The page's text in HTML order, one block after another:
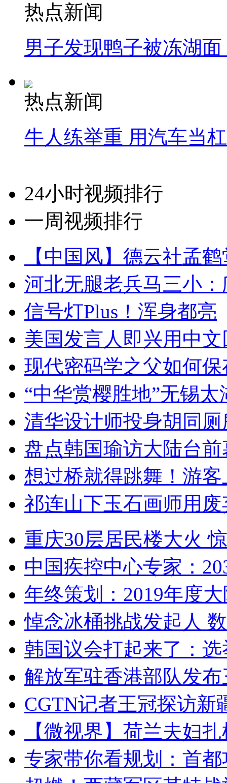
热点新闻
男子发现鸭子被冻湖
热点新闻
牛人练举重 用汽车当
24小时视频排行
一周视频排行
【中国风】德云社孟
河北无腿老兵马三小
信号灯Plus！浑身都亮
美国发言人即兴用中
现代密码学之父如何
“中华赏樱胜地”无锡
清华设计师投身胡同
盘点韩国瑜访大陆台
想过桥就得跳舞！游客
祁连山下玉石画师用
重庆30层居民楼大火
中国疾控中心专家：
年终策划：2019年度
悼念冰桶挑战发起人
韩国议会打起来了：
解放军驻香港部队发
CGTN记者王冠探访新
【微视界】荷兰夫妇
专家带你看规划：首